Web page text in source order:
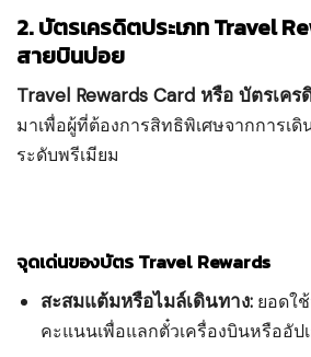
2. บัตรเครดิตประเภท Travel
สายบินบ่อย
Travel Rewards Card หรือ บัตรเค
มาเพื่อผู้ที่ต้องการสิทธิพิเศษจากการเ
ระดับพรีเมียม
จุดเด่นของบัตร Travel Rewards
สะสมแต้มหรือไมล์เดินทาง: ยอดใ
คะแนนเพื่อแลกตั๋วเครื่องบินหรืออัป